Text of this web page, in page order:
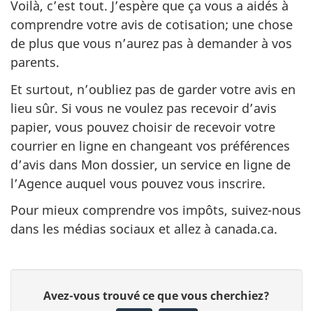
Voilà, c’est tout. J’espère que ça vous a aidés à
comprendre votre avis de cotisation; une chose
de plus que vous n’aurez pas à demander à vos
parents.
Et surtout, n’oubliez pas de garder votre avis en
lieu sûr. Si vous ne voulez pas recevoir d’avis
papier, vous pouvez choisir de recevoir votre
courrier en ligne en changeant vos préférences
d’avis dans Mon dossier, un service en ligne de
l’Agence auquel vous pouvez vous inscrire.
Pour mieux comprendre vos impôts, suivez-nous
dans les médias sociaux et allez à canada.ca.
Avez-vous trouvé ce que vous cherchiez?